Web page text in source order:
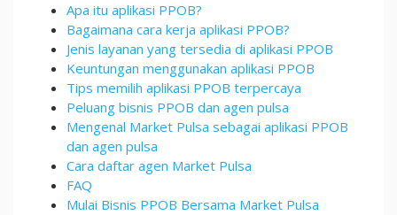
Apa itu aplikasi PPOB?
Bagaimana cara kerja aplikasi PPOB?
Jenis layanan yang tersedia di aplikasi PPOB
Keuntungan menggunakan aplikasi PPOB
Tips memilih aplikasi PPOB terpercaya
Peluang bisnis PPOB dan agen pulsa
Mengenal Market Pulsa sebagai aplikasi PPOB
dan agen pulsa
Cara daftar agen Market Pulsa
FAQ
Mulai Bisnis PPOB Bersama Market Pulsa